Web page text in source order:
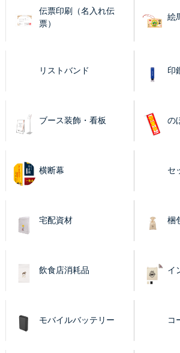
伝票印刷（名入れ伝
票）
絵
リストバンド 印
ブース装飾・看板 の
横断幕 セ
宅配資材 梱
飲食店消耗品 イ
モバイルバッテリー コ